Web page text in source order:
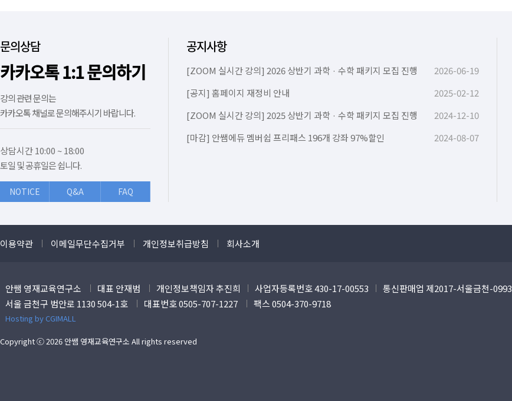
문의상담
카카오톡 1:1 문의하기
강의 관련 문의는
카카오톡 채널로 문의해주시기 바랍니다.
상담시간 10:00 ~ 18:00
토일 및 공휴일은 쉽니다.
NOTICE Q&A FAQ
공지사항
[ZOOM 실시간 강의] 2026 상반기 과학 · 수학 패키지 모집 진행
2026-06-19
[공지] 홈페이지 재정비 안내
2025-02-12
[ZOOM 실시간 강의] 2025 상반기 과학 · 수학 패키지 모집 진행
2024-12-10
[마감] 안쌤에듀 멤버쉽 프리패스 196개 강좌 97%할인
2024-08-07
이용약관 이메일무단수집거부 개인정보취급방침 회사소개
안쌤 영재교육연구소 대표 안재범 개인정보책임자 추진희 사업자등록번호 430-17-00553
통신판매업 제2017-서울금천-0993
서울 금천구 범안로 1130 504-1호
대표번호 0505-707-1227 팩스 0504-370-9718
Hosting by CGIMALL
Copyright ⓒ 2026 안쌤 영재교육연구소 All rights reserved